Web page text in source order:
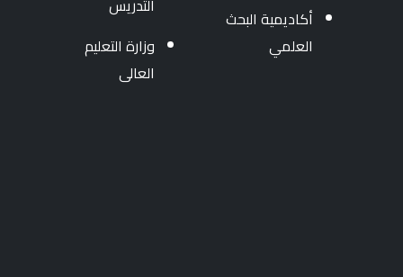
أكاديمية البحث
العلمي
التدريس
وزارة التعليم
العالى